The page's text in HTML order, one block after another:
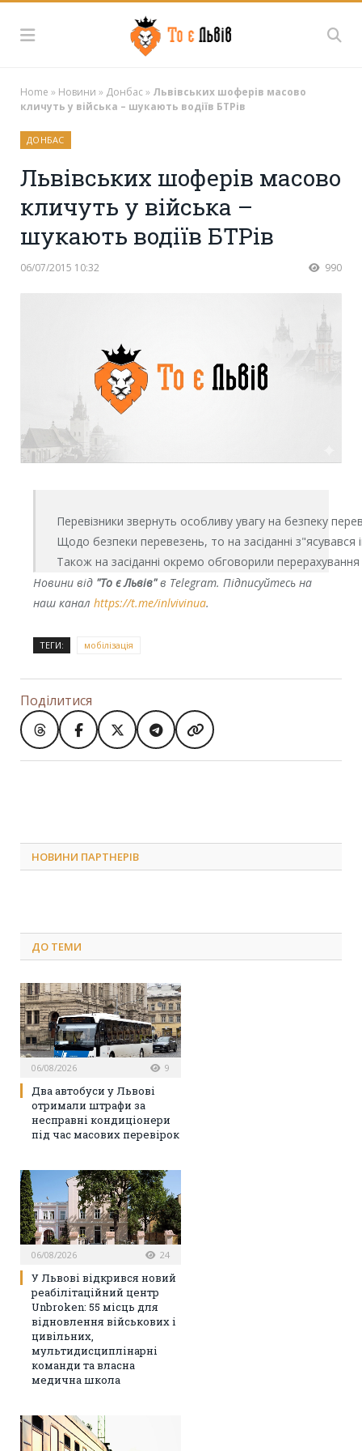
Home » Новини » Донбас» Львівських шоферів масово
кличуть у війська – шукають водіїв БТРів
ДОНБАС
Львівських шоферів масово
кличуть у війська –
шукають водіїв БТРів
06/07/2015 10:32 990
Перевізники звернуть особливу увагу на безпеку
Щодо безпеки перевезень, то на засіданні
Також на засіданні окремо обговорили
Новини від "То є Львів"в Telegram. Підписуйтесь на
наш канал https://t.me/inlvivinua.
ТЕГИ: мобілізація
Поділитися
НОВИНИ ПАРТНЕРІВ
ДО ТЕМИ
06/08/2026 9
Два автобуси у Львові
отримали штрафи за
несправні кондиціонери
під час масових перевірок
06/08/2026 24
У Львові відкрився новий
реабілітаційний центр
Unbroken: 55 місць для
відновлення військових і
цивільних,
мультидисциплінарні
команди та власна
медична школа